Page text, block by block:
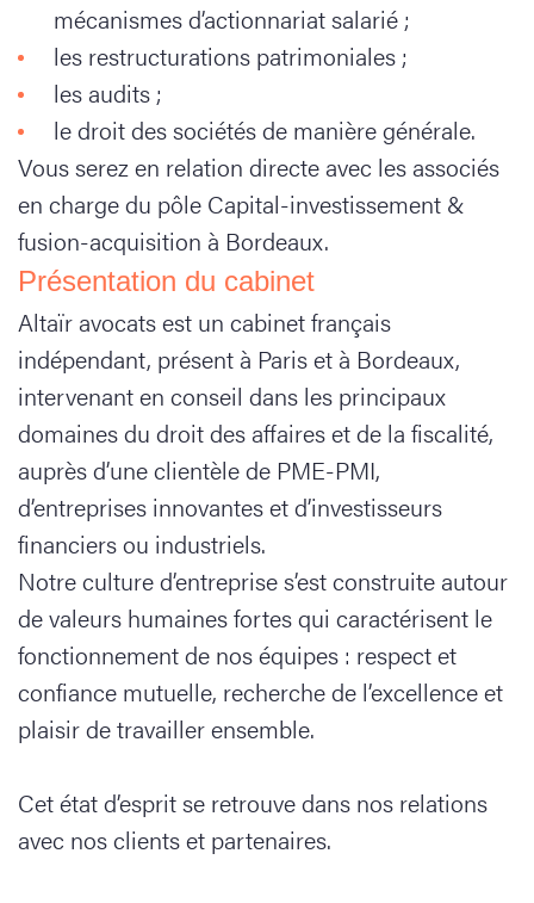
mécanismes d’actionnariat salarié ;
les restructurations patrimoniales ;
les audits ;
le droit des sociétés de manière générale.
Vous serez en relation directe avec les associés
en charge du pôle Capital-investissement &
fusion-acquisition à Bordeaux.
Présentation du cabinet
Altaïr avocats est un cabinet français
indépendant, présent à Paris et à Bordeaux,
intervenant en conseil dans les principaux
domaines du droit des affaires et de la fiscalité,
auprès d’une clientèle de PME-PMI,
d’entreprises innovantes et d’investisseurs
financiers ou industriels.
Notre culture d’entreprise s’est construite autour
de valeurs humaines fortes qui caractérisent le
fonctionnement de nos équipes : respect et
confiance mutuelle, recherche de l’excellence et
plaisir de travailler ensemble.
Cet état d’esprit se retrouve dans nos relations
avec nos clients et partenaires.